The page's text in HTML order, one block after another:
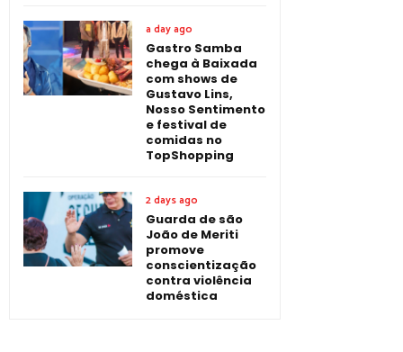
a day ago
Gastro Samba
chega à Baixada
com shows de
Gustavo Lins,
Nosso Sentimento
e festival de
comidas no
TopShopping
2 days ago
Guarda de são
João de Meriti
promove
conscientização
contra violência
doméstica